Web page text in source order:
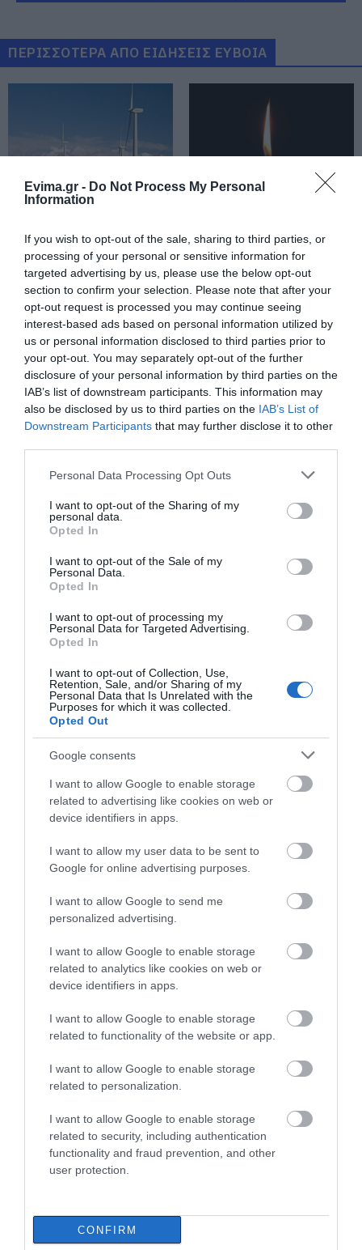
Evima.gr - Do Not Process My Personal
Information
If you wish to opt-out of the sale, sharing to third parties, or
processing of your personal or sensitive information for
targeted advertising by us, please use the below opt-out
section to confirm your selection. Please note that after your
opt-out request is processed you may continue seeing
interest-based ads based on personal information utilized by
us or personal information disclosed to third parties prior to
your opt-out. You may separately opt-out of the further
disclosure of your personal information by third parties on the
IAB’s list of downstream participants. This information may
also be disclosed by us to third parties on the IAB’s List of
Downstream Participants that may further disclose it to other
Please note that this website/app uses one or more Google
not limited to your visit or usage behaviour. You may click to
grant or deny consent to Google and its third-party tags to
use your data for below specified purposes in below Google
consent section.
Personal Data Processing Opt Outs
I want to opt-out of the Sharing of my
personal data.
Opted In
I want to opt-out of the Sale of my
Personal Data.
Opted In
I want to opt-out of processing my
Personal Data for Targeted Advertising.
Opted In
I want to opt-out of Collection, Use,
Retention, Sale, and/or Sharing of my
Personal Data that Is Unrelated with the
Purposes for which it was collected.
Opted Out
Google consents
I want to allow Google to enable storage
related to advertising like cookies on web or
device identifiers in apps.
I want to allow my user data to be sent to
Google for online advertising purposes.
I want to allow Google to send me
personalized advertising.
I want to allow Google to enable storage
related to analytics like cookies on web or
device identifiers in apps.
I want to allow Google to enable storage
related to functionality of the website or app.
I want to allow Google to enable storage
related to personalization.
I want to allow Google to enable storage
related to security, including authentication
functionality and fraud prevention, and other
user protection.
CONFIRM
Υψηλή Γέφυρα Χαλκίδας
07.08.2026 | 16:45
Άνδρας απειλούσε να πέσει από
Διακοπές στην Κάρυστο: Το Χωνί
είναι ο προορισμός για
αυθεντικές ελληνικές γεύσεις
Κρίση στο κόμμα Καρυστιανού:
Δύο ακόμη στελέχη αποχωρούν
καταγγέλλοντας κλειστό
σύστημα αποφάσεων
07.08.2026 | 16:00
Εικόνες ντροπής από
ασυνείδητους στην Εύβοια:
Πετούν ογκώδη αντικείμενα όπου
βρουν
07.08.2026 | 15:45
οι πυροσβέστες που έδωσαν μάχη
07.08.2026 | 15:30
Νέα αποκάλυψη του evima: Αυτές
οι εθελοντικές ομάδες της
Εύβοιας ενισχύονται με
πυροσβεστικά οχήματα
07.08.2026 | 15:15
Κωνσταντοπούλου από τη
Βοιωτία: Αυτό που συμβαίνει δεν
είναι ατύχημα, είναι έγκλημα
διαρκές και συνεχιζόμενο
07.08.2026 | 15:00
Μεγάλη προσοχή δρόμος έχει
γεμίσει με λάδια στην Εύβοια
07.08.2026 | 14:45
ΠΕΡΙΣΣΟΤΕΡΑ ΑΠΟ ΕΙΔΗΣΕΙΣ ΕΥΒΟΙΑ
Εύβοιας πάει στα
δικαστήρια για τις
ανεμογεννήτριες
εκπαιδευτικό από την
Εύβοια που έφυγε από
τη ζωή
Εύβοια: Αυτός είναι ο
36χρονος
επιχειρηματίας πού
Αυγουστιάτικη
απόβαση στην Εύβοια –
«Κόκκινο» πριν από
Χαλκίδας
Διακοπές στην
Κάρυστο: Το Χωνί είναι
αυθεντικές ελληνικές
γεύσεις
Εικόνες ντροπής από
αντικείμενα όπου
βρουν